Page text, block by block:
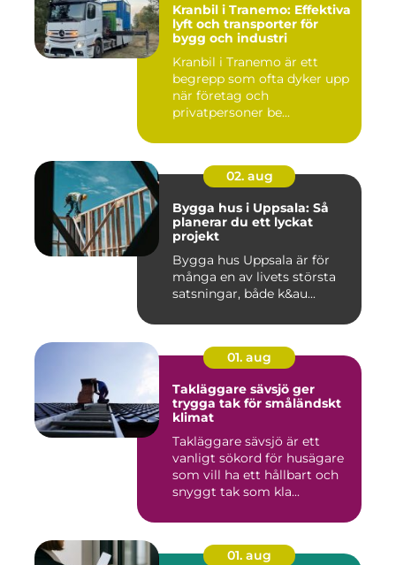
Kranbil i Tranemo: Effektiva
lyft och transporter för
bygg och industri
Kranbil i Tranemo är ett
begrepp som ofta dyker upp
när företag och
privatpersoner be...
02. aug
Bygga hus i Uppsala: Så
planerar du ett lyckat
projekt
Bygga hus Uppsala är för
många en av livets största
satsningar, både k&au...
01. aug
Takläggare sävsjö ger
trygga tak för småländskt
klimat
Takläggare sävsjö är ett
vanligt sökord för husägare
som vill ha ett hållbart och
snyggt tak som kla...
01. aug